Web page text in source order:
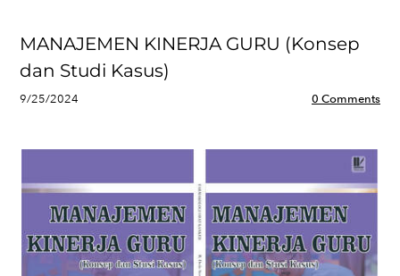
MANAJEMEN KINERJA GURU (Konsep
dan Studi Kasus)
9/25/2024 0 Comments